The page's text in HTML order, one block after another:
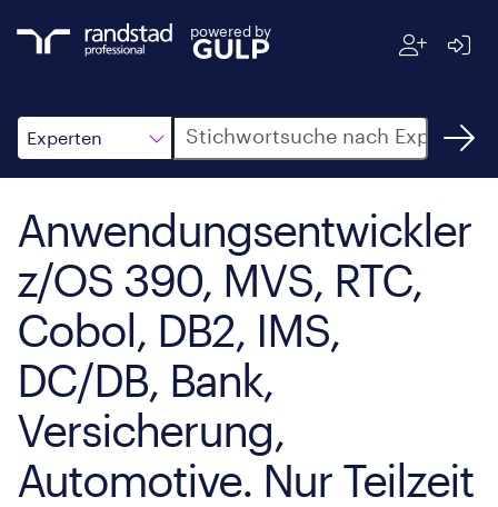
powered by
Experten
Suche
Anwendungsentwickler
z/OS 390, MVS, RTC,
Cobol, DB2, IMS,
DC/DB, Bank,
Versicherung,
Automotive. Nur Teilzeit